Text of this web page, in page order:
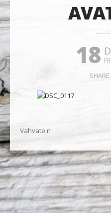
18
SHARE
Vahvate n
© 2026 Maarja-